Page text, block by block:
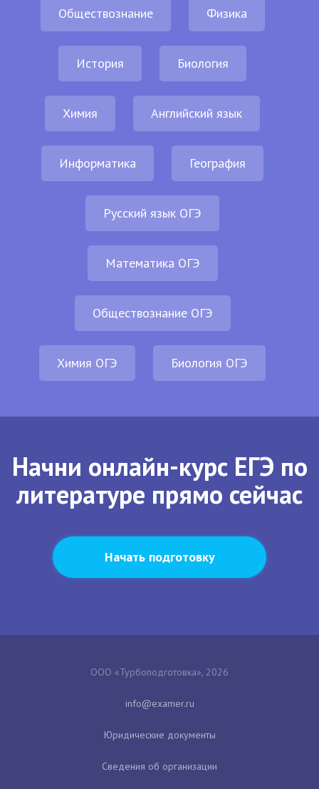
Обществознание Физика
История Биология
Химия Английский язык
Информатика География
Русский язык ОГЭ
Математика ОГЭ
Обществознание ОГЭ
Химия ОГЭ Биология ОГЭ
Начни онлайн-курс ЕГЭ по
литературе прямо сейчас
Начать подготовку
ООО «Турбоподготовка», 2026
Юридические документы
Сведения об организации